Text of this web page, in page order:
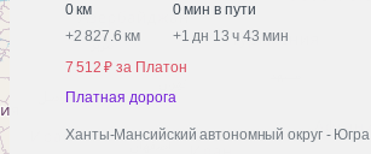
0 км
0 мин в пути
+2 827.6 км +1 дн 13 ч 43 мин
7 512 ₽ за Платон
Платная дорога
Ханты-Мансийский автономный округ - Югра